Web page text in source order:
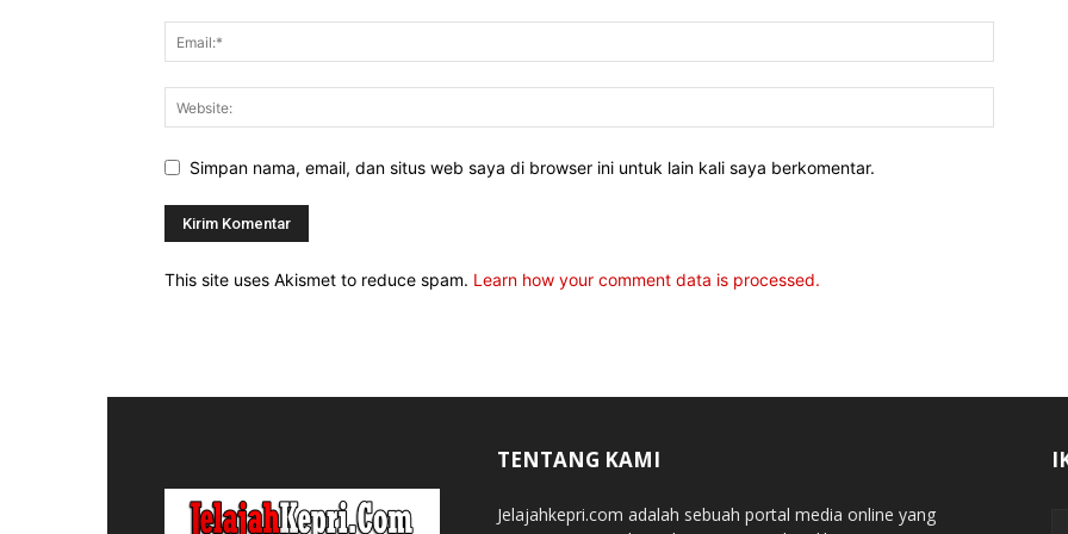
Simpan nama, email, dan situs web saya di browser ini untuk lain kali saya berkomentar.
This site uses Akismet to reduce spam. Learn how your comment data is processed.
TENTANG KAMI
Jelajahkepri.com adalah sebuah portal media online yang